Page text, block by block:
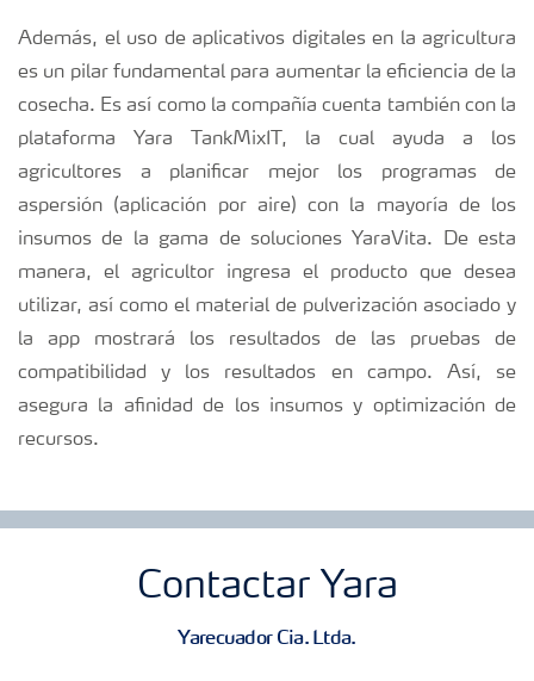
Además, el uso de aplicativos digitales en la agricultura
es un pilar fundamental para aumentar la eficiencia de la
cosecha. Es así como la compañía cuenta también con la
plataforma Yara TankMixIT, la cual ayuda a los
agricultores a planificar mejor los programas de
aspersión (aplicación por aire) con la mayoría de los
insumos de la gama de soluciones YaraVita. De esta
manera, el agricultor ingresa el producto que desea
utilizar, así como el material de pulverización asociado y
la app mostrará los resultados de las pruebas de
compatibilidad y los resultados en campo. Así, se
asegura la afinidad de los insumos y optimización de
recursos.
Contactar Yara
Yarecuador Cia. Ltda.